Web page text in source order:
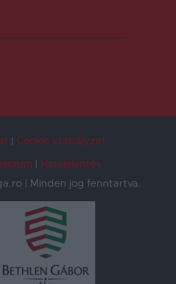
Cookie szabályzat
Hibajelentés
| Minden jog fenntartva.